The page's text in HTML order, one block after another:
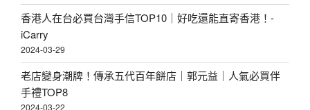
香港人在台必買台灣手信TOP10｜好吃還能直寄香港！-
iCarry
2024-03-29
老店變身潮牌！傳承五代百年餅店｜郭元益｜人氣必買伴
手禮TOP8
2024-03-22